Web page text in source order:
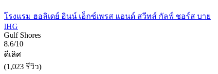
โรงแรม ฮอลิเดย์ อินน์ เอ็กซ์เพรส แอนด์ สวีทส์ กัลฟ์ ชอร์ส บาย
IHG
Gulf Shores
8.6/10
ดีเลิศ
(1,023 รีวิว)